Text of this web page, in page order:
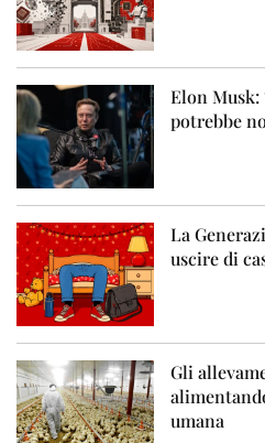
Elon
potrebbe
La
uscire di
Gli
umana